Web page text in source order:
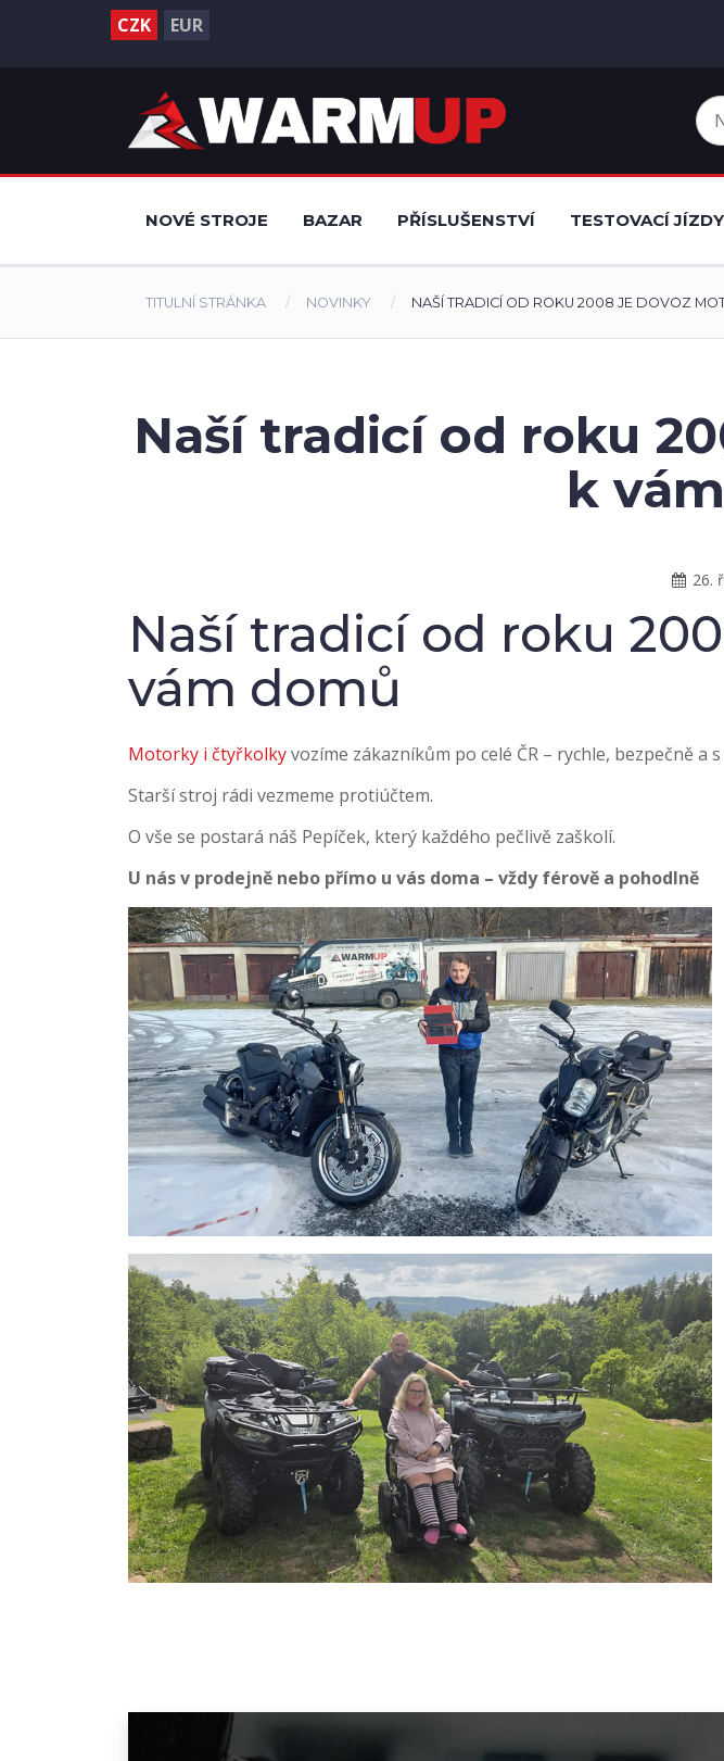
CZK EUR
NOVÉ STROJE BAZAR PŘÍSLUŠENSTVÍ TESTOVACÍ JÍZDY
TITULNÍ STRÁNKA NOVINKY NAŠÍ TRADICÍ OD ROKU 2008 JE DOVOZ
Naší tradicí od roku
k
26.
Naší tradicí od roku
vám domů
Motorky i čtyřkolkyvozíme zákazníkům po celé ČR – rychle, bezpečně a
Starší stroj rádi vezmeme protiúčtem.
O vše se postará náš Pepíček, který každého pečlivě zaškolí.
U nás v prodejně nebo přímo u vás doma – vždy férově a pohodlně